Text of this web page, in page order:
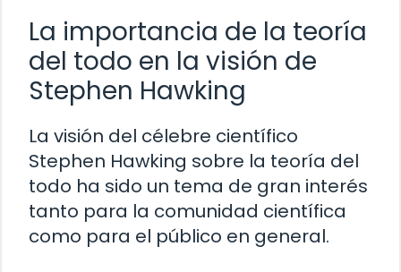
La importancia de la teoría
del todo en la visión de
Stephen Hawking
La visión del célebre científico
Stephen Hawking sobre la teoría del
todo ha sido un tema de gran interés
tanto para la comunidad científica
como para el público en general.